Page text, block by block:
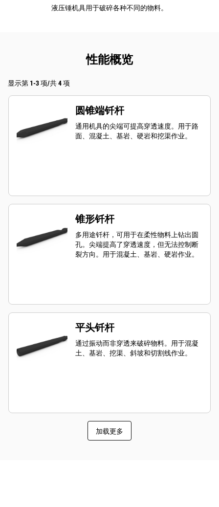
液压锤机具用于破碎各种不同的物料。
性能概览
显示第 1-3 项/共 4 项
圆锥端钎杆
通用机具的尖端可提高穿透速度。用于路
面、混凝土、基岩、硬岩和挖渠作业。
锥形钎杆
多用途钎杆，可用于在柔性物料上钻出圆
孔。尖端提高了穿透速度，但无法控制断
裂方向。用于混凝土、基岩、硬岩作业。
平头钎杆
通过振动而非穿透来破碎物料。用于混凝
土、基岩、挖渠、斜坡和切割线作业。
加载更多